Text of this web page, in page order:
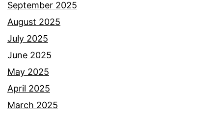
September 2025
August 2025
July 2025
June 2025
May 2025
April 2025
March 2025